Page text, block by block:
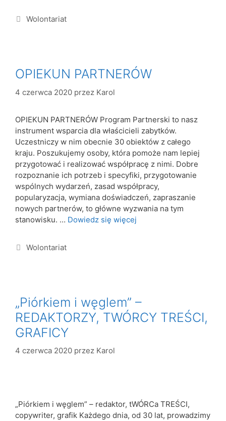
Wolontariat
OPIEKUN PARTNERÓW
4 czerwca 2020 przez Karol
OPIEKUN PARTNERÓW Program Partnerski to nasz
instrument wsparcia dla właścicieli zabytków.
Uczestniczy w nim obecnie 30 obiektów z całego
kraju. Poszukujemy osoby, która pomoże nam lepiej
przygotować i realizować współpracę z nimi. Dobre
rozpoznanie ich potrzeb i specyfiki, przygotowanie
wspólnych wydarzeń, zasad współpracy,
popularyzacja, wymiana doświadczeń, zapraszanie
nowych partnerów, to główne wyzwania na tym
stanowisku. … Dowiedz się więcej
Wolontariat
„Piórkiem i węglem” –
REDAKTORZY, TWÓRCY TREŚCI,
GRAFICY
4 czerwca 2020 przez Karol
„Piórkiem i węglem” – redaktor, tWÓRCa TREŚCI,
copywriter, grafik Każdego dnia, od 30 lat, prowadzimy